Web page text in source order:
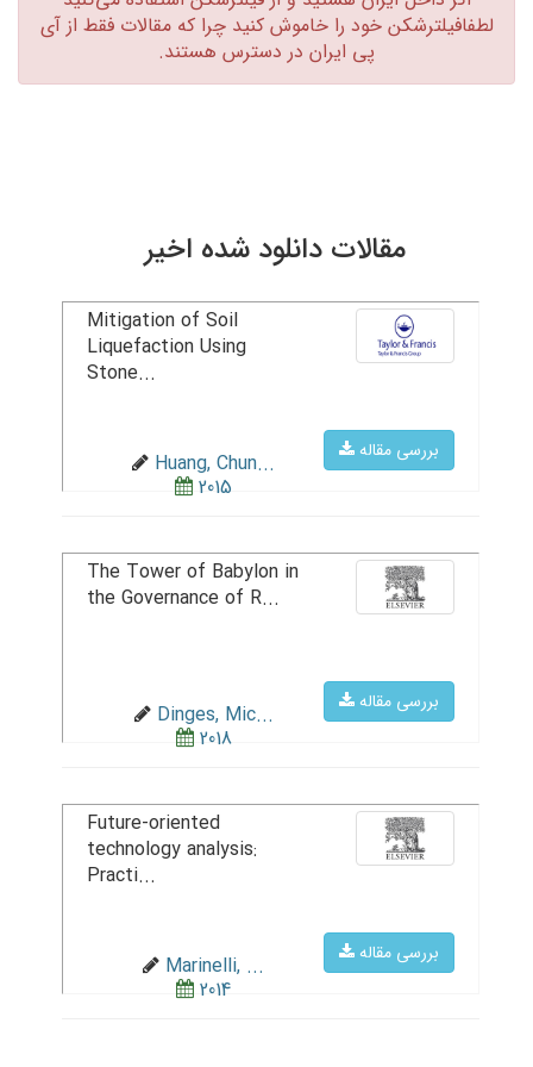
لطفافیلترشکن خود را خاموش کنید چرا که مقالات فقط از آی
پی ایران در دسترس هستند.‏
مقالات دانلود شده اخیر
بررسی مقاله
Mitigation of Soil
Liquefaction Using
Stone...
Huang, Chun...
2015
بررسی مقاله
The Tower of Babylon in
the Governance of R...
Dinges, Mic...
2018
بررسی مقاله
Future-oriented
technology analysis:
Practi...
Marinelli, ...
2014